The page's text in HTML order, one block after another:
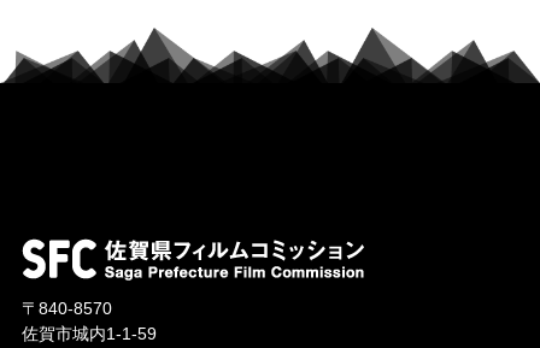
〒840-8570
佐賀市城内1-1-59